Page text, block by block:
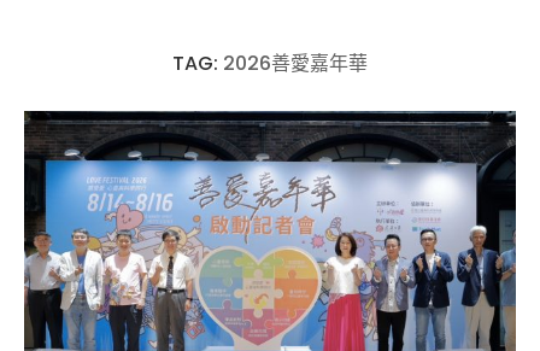
TAG: 2026善愛嘉年華